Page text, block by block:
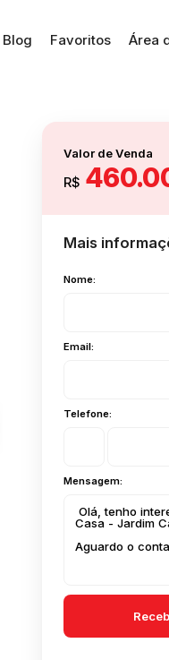
Área
Favoritos
Blog
R$
Valor de Venda
Mais
Nome:
Email:
Telefone:
Mensagem: